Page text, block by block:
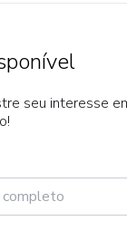
seu interesse